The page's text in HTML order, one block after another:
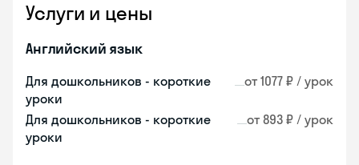
Услуги и цены
Английский язык
Для дошкольников - короткие
уроки
от 1077 ₽ / урок
Для дошкольников - короткие
уроки
от 893 ₽ / урок